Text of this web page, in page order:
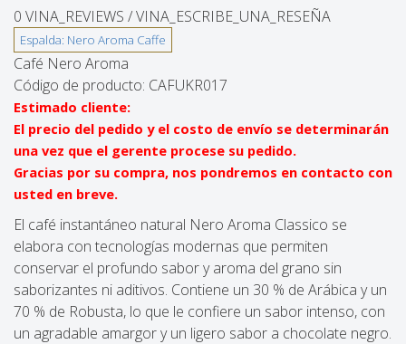
0 VINA_REVIEWS /VINA_ESCRIBE_UNA_RESEÑA
Café Nero Aroma
Código de producto: CAFUKR017
Estimado cliente:
El precio del pedido y el costo de envío se determinarán
una vez que el gerente procese su pedido.
Gracias por su compra, nos pondremos en contacto con
usted en breve.
El café instantáneo natural Nero Aroma Classico se
elabora con tecnologías modernas que permiten
conservar el profundo sabor y aroma del grano sin
saborizantes ni aditivos. Contiene un 30 % de Arábica y un
70 % de Robusta, lo que le confiere un sabor intenso, con
un agradable amargor y un ligero sabor a chocolate negro.